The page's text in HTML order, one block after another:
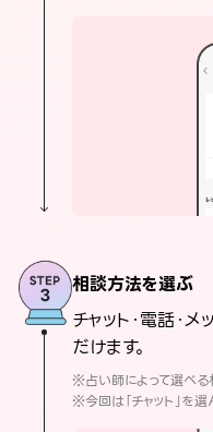
相談方法を選ぶ
チャット・電話・
だけます。
※占い師によって選べ
※今回は「チャット」を